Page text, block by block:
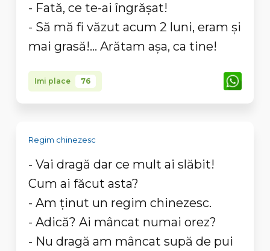
- Fată, ce te-ai îngrăşat!
- Să mă fi văzut acum 2 luni, eram şi
mai grasă!... Arătam aşa, ca tine!
Imi place 76
Regim chinezesc
- Vai dragă dar ce mult ai slăbit!
Cum ai făcut asta?
- Am ținut un regim chinezesc.
- Adică? Ai mâncat numai orez?
- Nu dragă am mâncat supă de pui